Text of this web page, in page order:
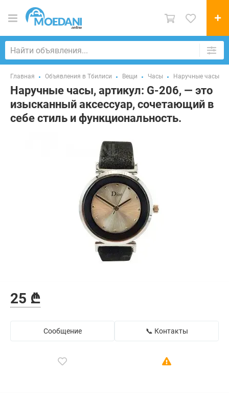
Главная Объявления в Тбилиси Вещи Часы Наручные часы
Наручные часы, артикул: G-206, — это
изысканный аксессуар, сочетающий в
себе стиль и функциональность.
25 ₾
Сообщение 📞 Контакты